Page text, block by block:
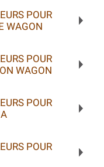
POUR
WAGON
POUR
WAGON
POUR
POUR